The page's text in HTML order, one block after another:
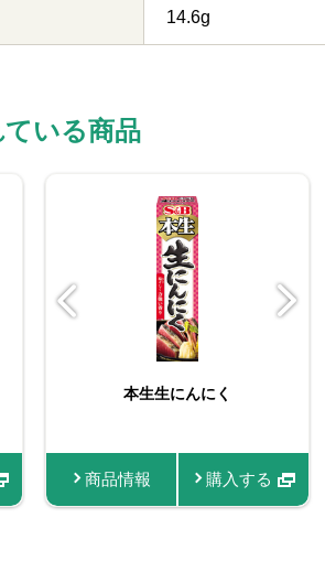
14.6g
いる商品
本生生にんにく
商品情報 購入する
フレッシュハーブ 有機
商品情報